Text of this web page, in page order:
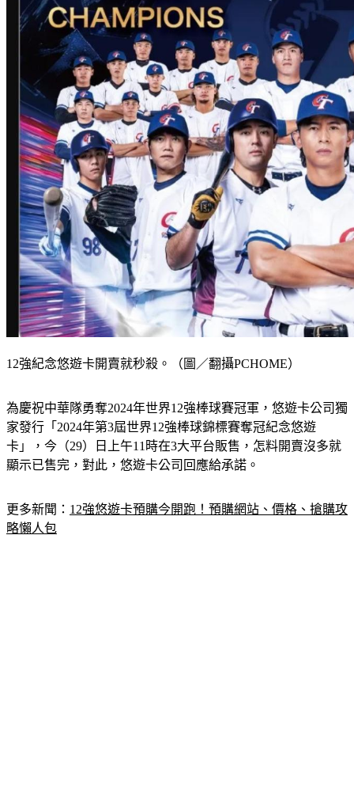
家發行「2024年第3屆世界12強棒球錦標賽奪冠紀念悠遊
卡」，今（29）日上午11時在3大平台販售，怎料開賣沒多就
顯示已售完，對此，悠遊卡公司回應給承諾。
略懶人包